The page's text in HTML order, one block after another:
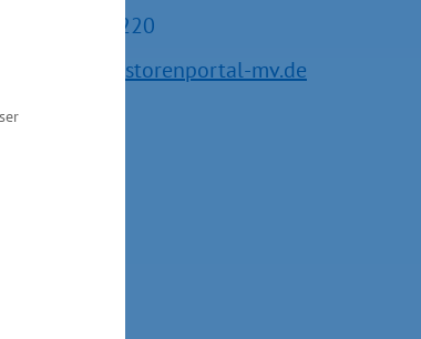
385 588-15220
service@investorenportal-mv.de